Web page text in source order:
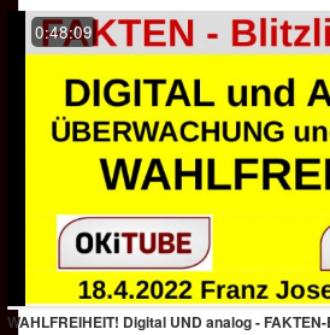
0:48:09
WAHLFREIHEIT! Digital UND analog -